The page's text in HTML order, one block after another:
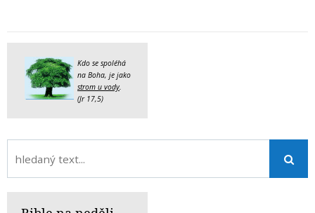
Kdo se spoléhá
na Boha, je jako
strom u vody.
(Jr 17,5)